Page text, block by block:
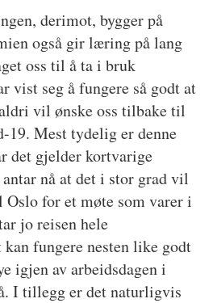
derimot, bygger på
også gir læring på lang
oss til å ta i bruk
vist seg å fungere så godt at
vil ønske oss tilbake til
19. Mest tydelig er denne
det gjelder kortvarige
nå at det i stor grad vil
for et møte som varer i
jo reisen hele
fungere nesten like godt
igjen av arbeidsdagen i
I tillegg er det naturligvis